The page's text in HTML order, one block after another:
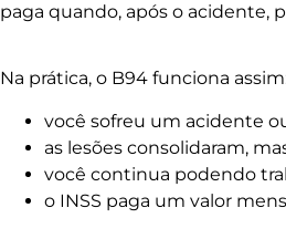
paga quando, após o acidente,
Na prática, o B94 funciona
você sofreu um acidente
as lesões consolidaram,
você continua podendo
o INSS paga um valor